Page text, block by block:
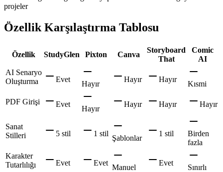
projeler
Özellik Karşılaştırma Tablosu
Özellik StudyGlen Pixton Canva
Storyboard
That
Comic
AI
AI Senaryo
Oluşturma
Evet
Hayır
Hayır Hayır
Kısmi
PDF Girişi Evet
Hayır
Hayır Hayır Hayır
Sanat
Stilleri
5 stil 1 stil
Şablonlar
1 stil
Birden
fazla
Karakter
Tutarlılığı
Evet Evet
Manuel
Evet
Sınırlı